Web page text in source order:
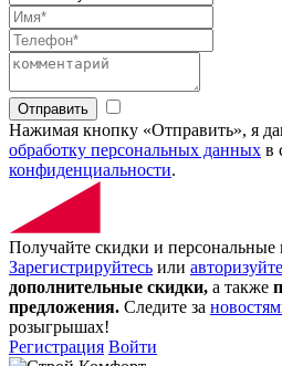
Отправить
Нажимая кнопку «Отправить», я
обработку персональных данных в
конфиденциальности.
Получайте скидки и персональные
Зарегистрируйтесь или
дополнительные скидки, а также
предложения. Следите за
розыгрышах!
Регистрация Войти